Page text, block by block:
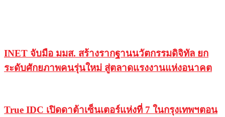
INET จับมือ มมส. สร้างรากฐานนวัตกรรมดิจิทัล ยก
ระดับศักยภาพคนรุ่นใหม่ สู่ตลาดแรงงานแห่งอนาคต
True IDC เปิดดาต้าเซ็นเตอร์แห่งที่ 7 ในกรุงเทพฯตอน